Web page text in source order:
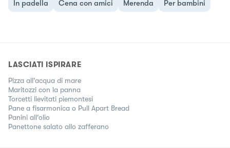
In padella Cena con amici Merenda Per bambini
LASCIATI ISPIRARE
Pizza all'acqua di mare
Maritozzi con la panna
Torcetti lievitati piemontesi
Pane a fisarmonica o Pull Apart Bread
Panini all'olio
Panettone salato allo zafferano